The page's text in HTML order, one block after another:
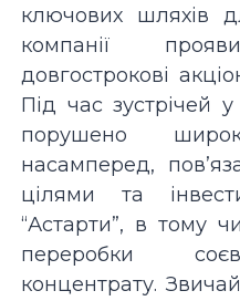
ключових шляхів
компанії
довгострокові
Під час зустрічей
порушено
насамперед,
цілями та
“Астарти”, в тому
переробки
концентрату.